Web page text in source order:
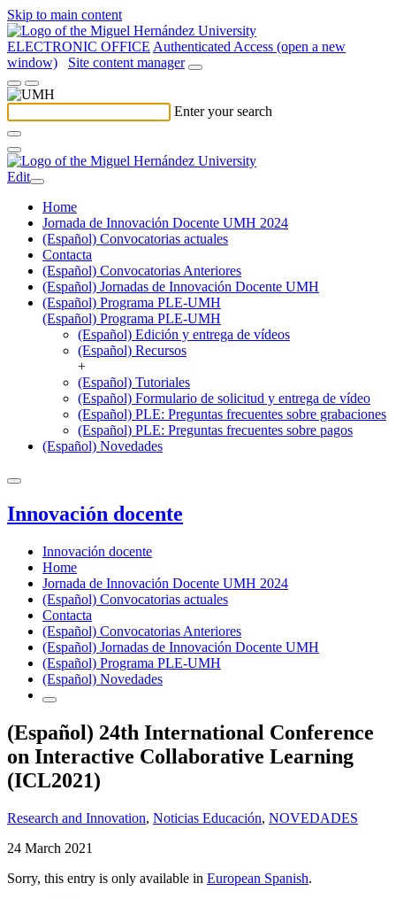
Skip to main content
ELECTRONIC OFFICE Authenticated Access (open a new
window)
Site content manager
Enter your search
Edit
Home
Jornada de Innovación Docente UMH 2024
(Español) Convocatorias actuales
Contacta
(Español) Convocatorias Anteriores
(Español) Jornadas de Innovación Docente UMH
(Español) Programa PLE-UMH
(Español) Programa PLE-UMH
(Español) Edición y entrega de vídeos
(Español) Recursos
+
(Español) Tutoriales
(Español) Formulario de solicitud y entrega de vídeo
(Español) PLE: Preguntas frecuentes sobre grabaciones
(Español) PLE: Preguntas frecuentes sobre pagos
(Español) Novedades
Innovación docente
Innovación docente
Home
Jornada de Innovación Docente UMH 2024
(Español) Convocatorias actuales
Contacta
(Español) Convocatorias Anteriores
(Español) Jornadas de Innovación Docente UMH
(Español) Programa PLE-UMH
(Español) Novedades
(Español) 24th International Conference
on Interactive Collaborative Learning
(ICL2021)
Research and Innovation, Noticias Educación, NOVEDADES
24 March 2021
Sorry, this entry is only available in European Spanish.